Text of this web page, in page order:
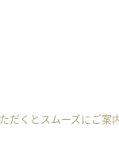
くとスムーズにご案